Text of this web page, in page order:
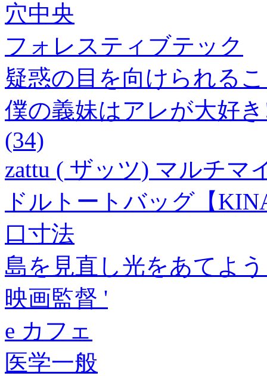
穴中央
フォレスティブテック
疑惑の目を向けられる
僕の義妹はアレが大好
(34)
zattu ( ザッツ) マルチマ
ドルトートバッグ【
口寸法
島を見直し光をあてよ
映画監督 '
e カフェ
医学一般